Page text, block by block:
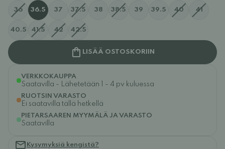
36 36.5 37 37.5 38 38.5 39 39.5 40 41
40.5 41.5 42 42.5
LISÄÄ OSTOSKORIIN
VERKKOKAUPPA
Saatavilla - Lähetetään 1 - 4 pv kuluessa
RUOTSIN VARASTO
Ei saatavilla tällä hetkellä
PIETARSAAREN MYYMÄLÄ JA VARASTO
Saatavilla
Kysymyksiä kengistä?